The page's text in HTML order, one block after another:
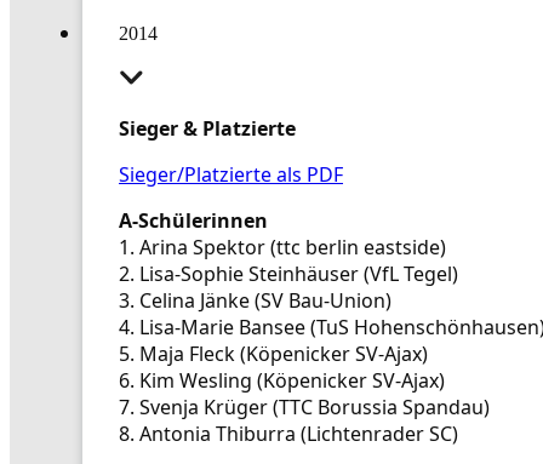
2014
Sieger & Platzierte
Sieger/Platzierte als PDF
A-Schülerinnen
1. Arina Spektor (ttc berlin eastside)
2. Lisa-Sophie Steinhäuser (VfL Tegel)
3. Celina Jänke (SV Bau-Union)
4. Lisa-Marie Bansee (TuS
5. Maja Fleck (Köpenicker SV-Ajax)
6. Kim Wesling (Köpenicker SV-Ajax)
7. Svenja Krüger (TTC Borussia Spandau)
8. Antonia Thiburra (Lichtenrader SC)